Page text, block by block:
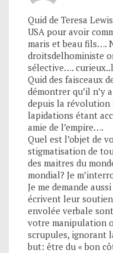
Quid de Teresa
USA pour avoir
maris et beau fils….
droitsdelhoministe
sélective….
Quid des faisceaux
démontrer qu’il n’y
depuis la révolution
lapidations étant
amie de l’empire….
Quel est l’objet de
stigmatisation de
des maitres du
mondial? Je
Je me demande
écrivent leur
envolée verbale
votre manipulation
scrupules, ignorant
but: être du « bon